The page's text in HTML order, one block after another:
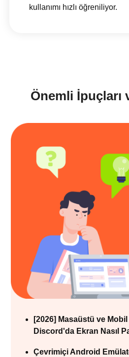
kullanımı hızlı öğreniliyor.
Önemli İpuçları
[2026] Masaüstü ve
Discord'da Ekran Nasıl
Çevrimiçi Android